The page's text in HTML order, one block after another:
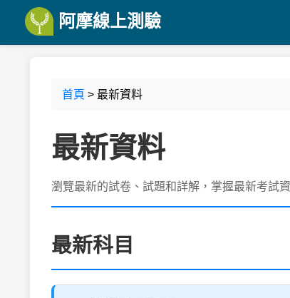
阿摩線上測驗
首頁 > 最新資料
最新資料
瀏覽最新的試卷、試題和詳解，掌握最新考試
最新科目